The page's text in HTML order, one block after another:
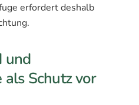
erfordert deshalb
und
Schutz vor